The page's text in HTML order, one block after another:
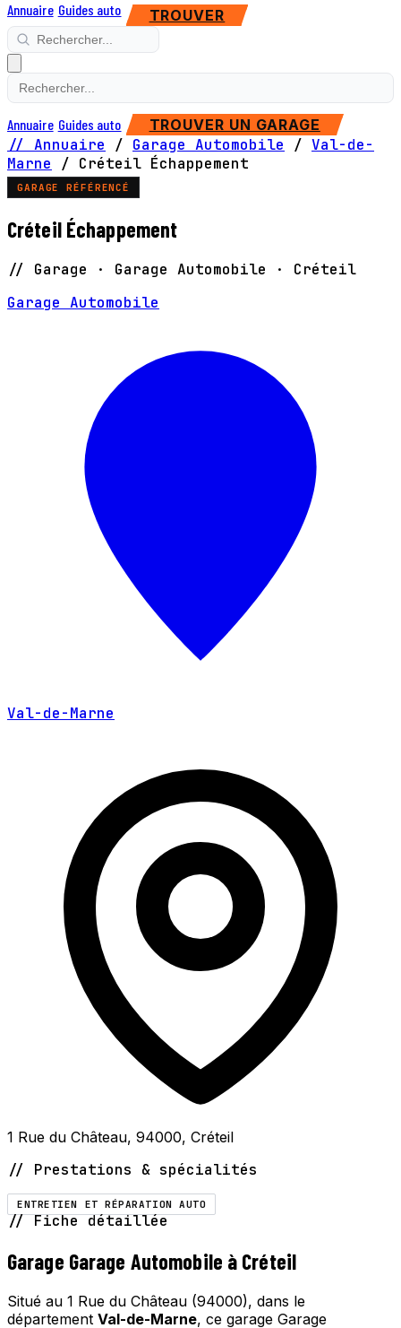
Annuaire Guides auto TROUVER
Annuaire Guides auto TROUVER UN GARAGE
// Annuaire / Garage Automobile / Val-de-
Marne
/ Créteil Échappement
GARAGE RÉFÉRENCÉ
Créteil Échappement
// Garage · Garage Automobile · Créteil
Garage Automobile
Val-de-Marne
1 Rue du Château, 94000, Créteil
// Prestations & spécialités
ENTRETIEN ET RÉPARATION AUTO
// Fiche détaillée
Garage Garage Automobile à Créteil
Situé au 1 Rue du Château (94000), dans le
département Val-de-Marne, ce garage Garage